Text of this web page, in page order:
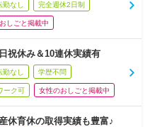
勤なし 完全週休2日制
しごと掲載中
祝休み＆10連休実績有
勤なし 学歴不問
ーク可 女性のおしごと掲載中
休育休の取得実績も豊富♪